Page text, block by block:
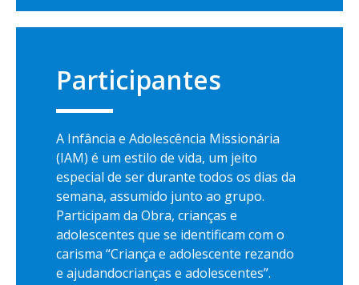
Participantes
A Infância e Adolescência Missionária
(IAM) é um estilo de vida, um jeito
especial de ser durante todos os dias da
semana, assumido junto ao grupo.
Participam da Obra, crianças e
adolescentes que se identificam com o
carisma “Criança e adolescente rezando
e ajudandocrianças e adolescentes”.